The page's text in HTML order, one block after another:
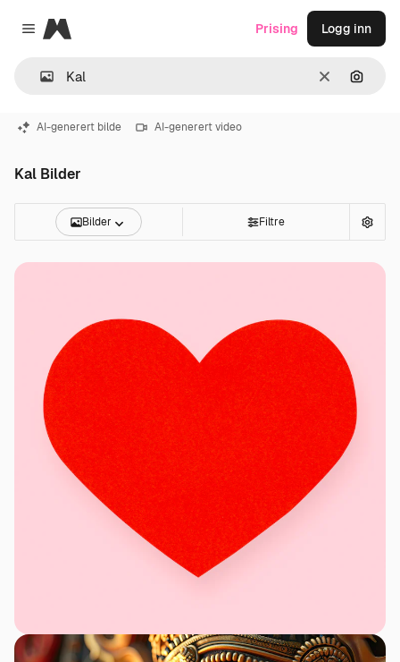
Close menu
Magnific
Slett Søk
Prising Logg inn
AI-generert bilde AI-generert video
Kal Bilder
Bilder Filtre